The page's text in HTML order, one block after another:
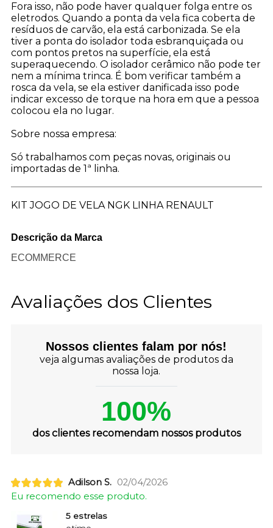
Fora isso, não pode haver qualquer folga entre os
eletrodos. Quando a ponta da vela fica coberta de
resíduos de carvão, ela está carbonizada. Se ela
tiver a ponta do isolador toda esbranquiçada ou
com pontos pretos na superfície, ela est
superaquecendo. O isolador cerâmico não pode ter
nem a mínima trinca. É bom verificar também a
rosca da vela, se ela estiver danificada isso pode
indicar excesso de torque na hora em que a pessoa
colocou ela no lugar.
Sobre nossa empresa:
Só trabalhamos com peças novas, originais ou
importadas de 1ª linha.
KIT JOGO DE VELA NGK LINHA RENAULT
Descrição da Marca
ECOMMERCE
Avaliações dos Clientes
Nossos clientes falam por nós!
veja algumas avaliações de produtos da
nossa loja.
100%
dos clientes recomendam nossos produtos
Adilson S. 02/04/2026
Eu recomendo esse produto.
5 estrelas